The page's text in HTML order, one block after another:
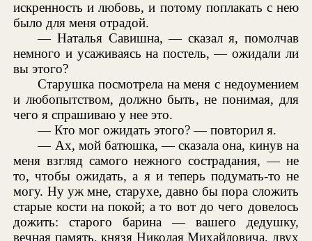
искренность и любовь, и потому поплакать с нею
было для меня отрадой.
— Наталья Савишна, — сказал я, помолчав
немного и усаживаясь на постель, — ожидали ли
вы этого?
Старушка посмотрела на меня с недоумением
и любопытством, должно быть, не понимая, для
чего я спрашиваю у нее это.
— Кто мог ожидать этого? — повторил я.
— Ах, мой батюшка, — сказала она, кинув на
меня взгляд самого нежного сострадания, — не
то, чтобы ожидать, а я и теперь подумать-то не
могу. Ну уж мне, старухе, давно бы пора сложить
старые кости на покой; а то вот до чего довелось
дожить: старого барина — вашего дедушку,
вечная память, князя Николая Михайловича, двух